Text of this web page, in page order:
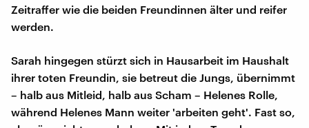
Zeitraffer wie die beiden Freundinnen älter und reifer
werden.
Sarah hingegen stürzt sich in Hausarbeit im Haushalt
ihrer toten Freundin, sie betreut die Jungs, übernimmt
– halb aus Mitleid, halb aus Scham – Helenes Rolle,
während Helenes Mann weiter 'arbeiten geht'. Fast so,